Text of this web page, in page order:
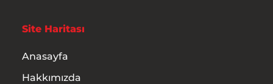
Site Haritası
Anasayfa
Hakkımızda